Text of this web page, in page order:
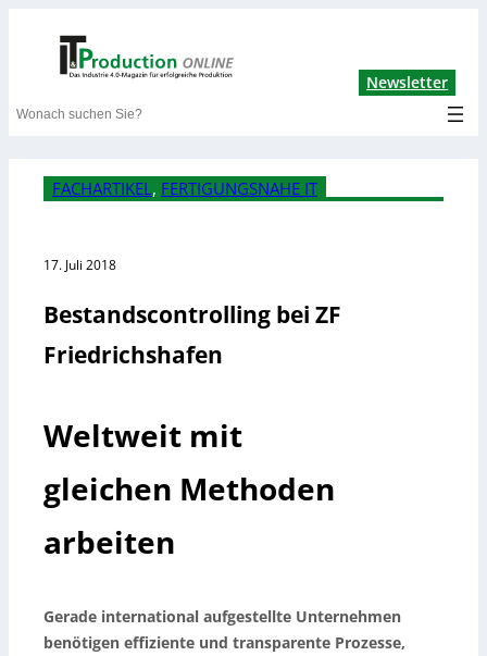
Newsletter
Search
FACHARTIKEL , FERTIGUNGSNAHE IT
17. Juli 2018
Bestandscontrolling bei ZF
Friedrichshafen
Weltweit mit
gleichen Methoden
arbeiten
Gerade international aufgestellte Unternehmen
benötigen effiziente und transparente Prozesse,